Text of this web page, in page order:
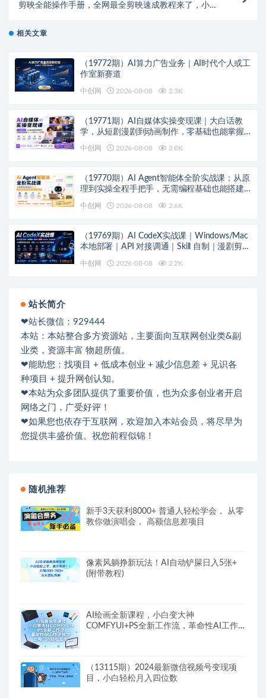
剪映全能操作手册，全网最全剪映速成教程来了，小白
相关文章
（19772期）AI算力广告业务｜AI时代个人或工
作室新赛道
中创网 2026-08-08 2.3K
（19771期）AI自媒体实操变现课｜大白话教
学，从短剧漫剧到动画制作，零基础也能掌握
中创网 2026-08-08 2.8K
（19770期）AI Agent智能体全阶实战课；从原
理到实操全程手把手，无需编程基础也能搭建
中创网 2026-08-08 2.6K
（19769期）AI CodeX实战课｜Windows/Mac
本地部署｜API 对接调通｜Skill 自制｜漫剧剪辑
中创网 2026-08-08 2.2K
站长简介
❤站长微信：929444
本站：本站整合多方资源站，主要面向互联网创业类&副
业类，资源丰富 物超所值。
❤能助您：找项目 + 低成本创业 + 减少信息差 + 见识各
种项目 + 提升网创认知。
❤本站为众多团队提供了重要价值，也为众多创业者开启
网络之门，广受好评！
❤如果您也依存于互联网，欢迎加入本站会员，将尽早为
您提供丰盛价值。祝您前程似锦！
随机推荐
新手3天获利8000+ 普通人轻松学会， 从零
教你做演唱会， 高额信息差项目
像素风躺挣新玩法！AI自动铲屎日入5张+
(附带教程)
AI绘画全新课程，小白变大神
COMFYUI+PS全新工作流，革命性AI工作
（13115期）2024最新微信视频号变现项
目，小白轻松月入四位数